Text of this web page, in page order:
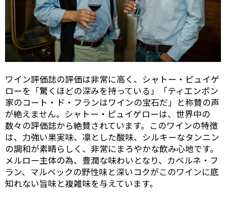
ワイン評価誌の評価は非常に高く、シャトー・ピュイゲ
ローを「驚くほどの深みを持っている」「ティエンポン
家のコート・ド・フランはワインの宝石だ」と称賛の声
が絶えません。シャトー・ピュイゲローは、世界中の
数々の評価誌から絶賛されています。このワインの特徴
は、力強い果実味、凛とした酸味、シルキーなタンニン
の調和が素晴らしく、非常にまろやかな飲み心地です。
メルロー主体の為、豊潤な味わいとなり、カベルネ・フ
ラン、マルベックの野性味と深いコクがこのワインに底
知れない旨味と複雑味を与えています。